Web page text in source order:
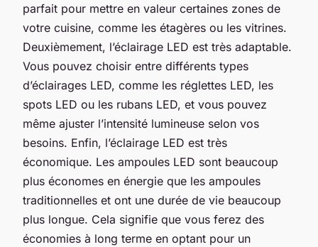
parfait pour mettre en valeur certaines zones de
votre cuisine, comme les étagères ou les vitrines.
Deuxièmement, l’éclairage LED est très adaptable.
Vous pouvez choisir entre différents types
d’éclairages LED, comme les réglettes LED, les
spots LED ou les rubans LED, et vous pouvez
même ajuster l’intensité lumineuse selon vos
besoins. Enfin, l’éclairage LED est très
économique. Les ampoules LED sont beaucoup
plus économes en énergie que les ampoules
traditionnelles et ont une durée de vie beaucoup
plus longue. Cela signifie que vous ferez des
économies à long terme en optant pour un